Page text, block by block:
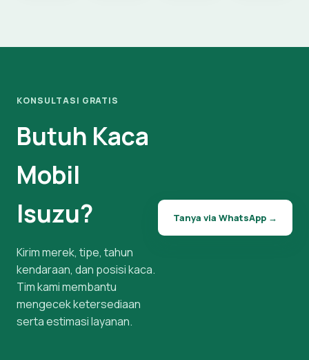
KONSULTASI GRATIS
Butuh Kaca
Mobil
Isuzu?
Kirim merek, tipe, tahun
kendaraan, dan posisi kaca.
Tim kami membantu
mengecek ketersediaan
serta estimasi layanan.
Tanya via WhatsApp →